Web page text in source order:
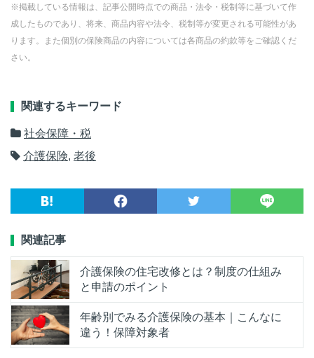
※掲載している情報は、記事公開時点での商品・法令・税制等に基づいて作
成したものであり、将来、商品内容や法令、税制等が変更される可能性があ
ります。また個別の保険商品の内容については各商品の約款等をご確認くだ
さい。
関連するキーワード
社会保障・税
介護保険, 老後
関連記事
介護保険の住宅改修とは？制度の仕組み
と申請のポイント
年齢別でみる介護保険の基本｜こんなに
違う！保障対象者